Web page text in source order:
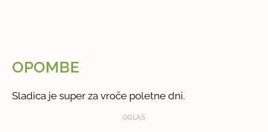
OPOMBE
Sladica je super za vroče poletne dni.
OGLAS